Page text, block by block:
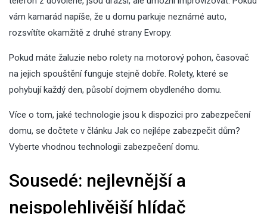
vám kamarád napíše, že u domu parkuje neznámé auto,
rozsvítíte okamžitě z druhé strany Evropy.
Pokud máte žaluzie nebo rolety na motorový pohon, časovač
na jejich spouštění funguje stejně dobře. Rolety, které se
pohybují každý den, působí dojmem obydleného domu.
Více o tom, jaké technologie jsou k dispozici pro zabezpečení
domu, se dočtete v článku Jak co nejlépe zabezpečit dům?
Vyberte vhodnou technologii zabezpečení domu.
Sousedé: nejlevnější a
nejspolehlivější hlídač